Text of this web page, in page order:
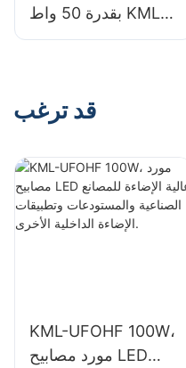
بقدرة 50 واط KML-
FL20 لإضاءة اللوحات
قد ترغب
KML-UFOHF 100W،
مورد مصابيح LED